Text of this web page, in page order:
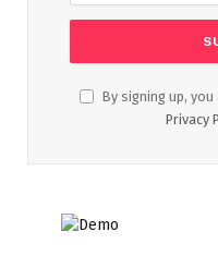
By signing up,
Privacy